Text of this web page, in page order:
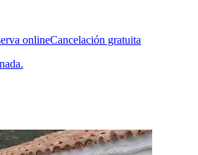
onlineCancelación gratuita